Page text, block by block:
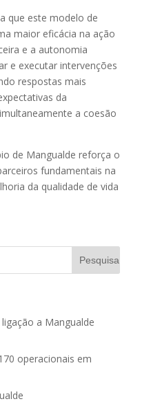
que este modelo de
maior eficácia na ação
e a autonomia
e executar intervenções
respostas mais
da
a coesão
de Mangualde reforça o
fundamentais na
da qualidade de vida
a Mangualde
operacionais em